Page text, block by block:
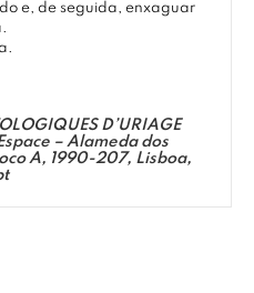
e, de seguida, enxaguar
D’URIAGE
– Alameda dos
A, 1990-207, Lisboa,